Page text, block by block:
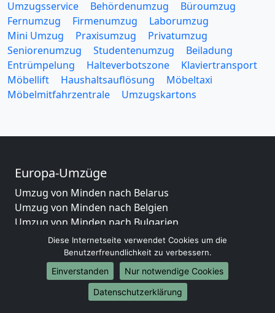
Umzugsservice Behördenumzug
Büroumzug
Fernumzug
Firmenumzug
Laborumzug
Mini Umzug
Praxisumzug
Privatumzug
Seniorenumzug
Studentenumzug
Beiladung
Entrümpelung
Halteverbotszone
Klaviertransport
Möbellift
Haushaltsauflösung
Möbeltaxi
Möbelmitfahrzentrale
Umzugskartons
Europa-Umzüge
Umzug von Minden nach Belarus
Umzug von Minden nach Belgien
Umzug von Minden nach Bulgarien
Umzug von Minden nach Dänemark
Umzug von Minden nach England
Umzug von Minden nach Portugal
Umzug von Minden nach Bosnien und Herzegowina
Umzug von Minden nach Irland
Diese Internetseite verwendet Cookies um die
Benutzerfreundlichkeit zu verbessern.
Einverstanden
Nur notwendige Cookies
Datenschutzerklärung